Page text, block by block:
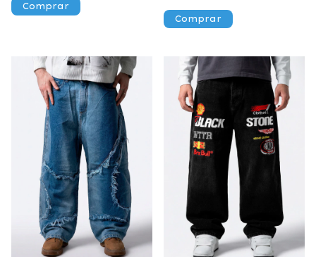
Comprar
Comprar